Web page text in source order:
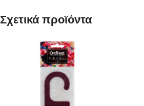
Σχετικά προϊόντα